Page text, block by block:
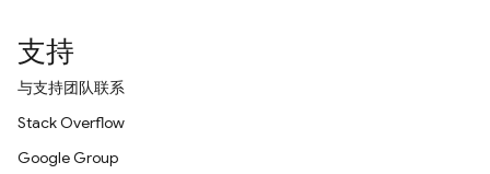
支持
与支持团队联系
Stack Overflow
Google Group